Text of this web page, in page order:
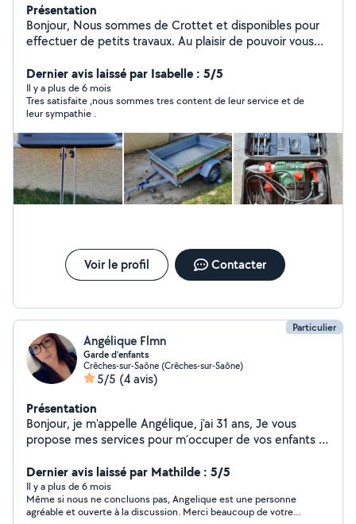
Présentation
Bonjour, Nous sommes de Crottet et disponibles pour
effectuer de petits travaux. Au plaisir de pouvoir vous
Dernier avis laissé par Isabelle : 5/5
Il y a plus de 6 mois
Tres satisfaite ,nous sommes tres content de leur service et de
leur sympathie .
Voir le profil Contacter
Particulier
Angélique Flmn
Garde d’enfants
Crêches-sur-Saône (Crêches-sur-Saône)
5/5 (4 avis)
Présentation
Bonjour, je m'appelle Angélique, j'ai 31 ans, Je vous
propose mes services pour m´occuper de vos enfants à
ends où soir de semaines) Cela fais 15 ans que je fais du
baby-sitting, d'âge différents. Je suis une personne
plutôt calme, et à l'écoute, mon point fort là patience.
J'adore faire des sorties extérieur ainsi que des activités
Dernier avis laissé par Mathilde : 5/5
Il y a plus de 6 mois
Même si nous ne concluons pas, Angelique est une personne
agréable et ouverte à la discussion. Merci beaucoup de votre